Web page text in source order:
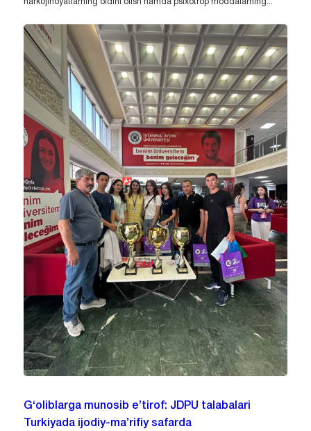
narkojinoyatlarning oldini olish hamda psixotrop moddalarning...
G‘oliblarga munosib e’tirof: JDPU talabalari
Turkiyada ijodiy-ma’rifiy safarda